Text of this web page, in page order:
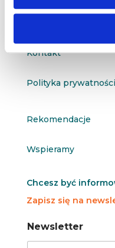
Kontakt
Polityka prywatności
Rekomendacje
Wspieramy
Chcesz być
Zapisz się na
N
N
Newsletter